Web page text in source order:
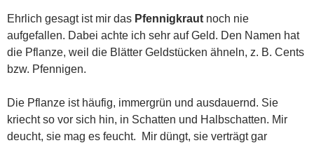
Ehrlich gesagt ist mir das Pfennigkraut noch nie
aufgefallen. Dabei achte ich sehr auf Geld. Den Namen hat
die Pflanze, weil die Blätter Geldstücken ähneln, z. B. Cents
bzw. Pfennigen.
Die Pflanze ist häufig, immergrün und ausdauernd. Sie
kriecht so vor sich hin, in Schatten und Halbschatten. Mir
deucht, sie mag es feucht. Mir düngt, sie verträgt gar